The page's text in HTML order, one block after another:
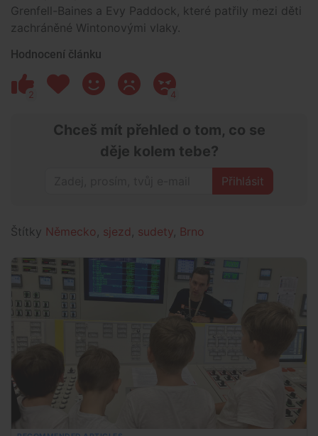
Grenfell-Baines a Evy Paddock, které patřily mezi děti
zachráněné Wintonovými vlaky.
Hodnocení článku
2 4
Chceš mít přehled o tom, co se
děje kolem tebe?
Přihlásit
Štítky Německo , sjezd , sudety, Brno